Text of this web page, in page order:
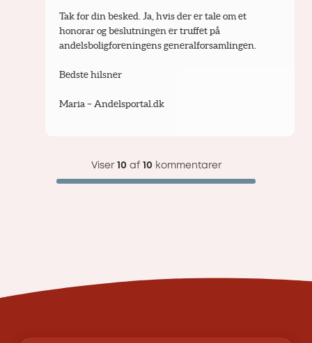
Tak for din besked. Ja, hvis der er tale om et
honorar og beslutningen er truffet på
andelsboligforeningens generalforsamlingen.
Bedste hilsner
Maria – Andelsportal.dk
Viser 10af 10kommentarer